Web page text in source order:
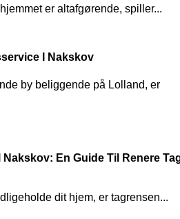
er altafgørende, spiller...
I Nakskov
by beliggende på Lolland, er
Nakskov: En Guide Til Renere
dit hjem, er tagrensen...